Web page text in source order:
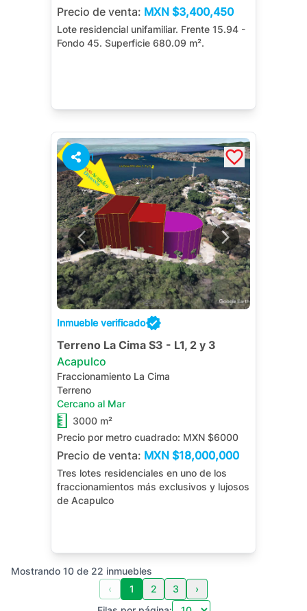
Precio de venta: MXN $3,400,450
Lote residencial unifamiliar. Frente 15.94 -
Fondo 45. Superficie 680.09 m².
1
Inmueble verificado
Terreno La Cima S3 - L1, 2 y 3
Acapulco
Fraccionamiento La Cima
Terreno
Cercano al Mar
3000 m²
Precio por metro cuadrado: MXN $6000
Precio de venta: MXN $18,000,000
Tres lotes residenciales en uno de los
fraccionamientos más exclusivos y lujosos
de Acapulco
Mostrando 10 de 22 inmuebles
‹
1 2 3
›